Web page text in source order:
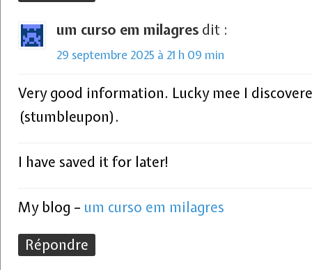
um curso em milagres dit :
29 septembre 2025 à 21 h 09 min
Very good information. Lucky mee I
(stumbleupon).
I have saved it for later!
My blog – um curso em milagres
Répondre